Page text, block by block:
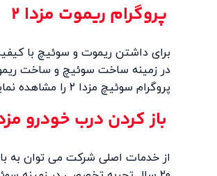
پروگرام ریموت مزدا 2
برای داشتن ریموت و سوئیچ با
در زمینه ساخت سوئیچ و ساخت
پروگرام سوئیچ مزدا 2 را مشاهده نمایید.کیفیت سوئیچ های نگین غرب تضمین شده می باشد.
باز کردن درب خودرو
از خدمات اصلی شرکت می توان به